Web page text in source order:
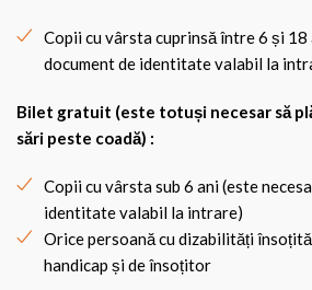
Copii cu vârsta cuprinsă între 6 și 18
document de identitate valabil la
Bilet gratuit (este totuși necesar să
sări peste coadă) :
Copii cu vârsta sub 6 ani (este
identitate valabil la intrare)
Orice persoană cu dizabilități
handicap și de însoțitor